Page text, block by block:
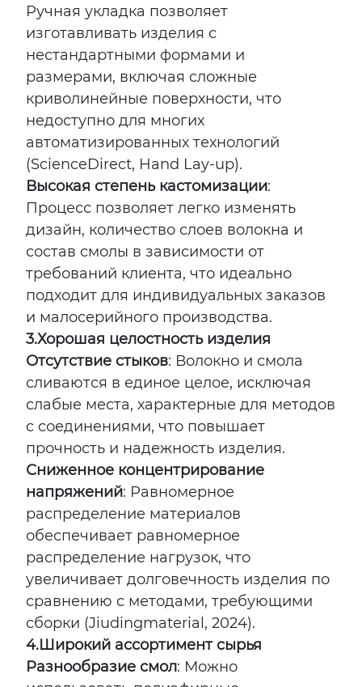
Ручная укладка позволяет
изготавливать изделия с
нестандартными формами и
размерами, включая сложные
криволинейные поверхности, что
недоступно для многих
автоматизированных технологий
(ScienceDirect, Hand Lay-up).
Высокая степень кастомизации:
Процесс позволяет легко изменять
дизайн, количество слоев волокна и
состав смолы в зависимости от
требований клиента, что идеально
подходит для индивидуальных заказов
и малосерийного производства.
3.Хорошая целостность изделия
Отсутствие стыков: Волокно и смола
сливаются в единое целое, исключая
слабые места, характерные для методов
с соединениями, что повышает
прочность и надежность изделия.
Сниженное концентрирование
напряжений: Равномерное
распределение материалов
обеспечивает равномерное
распределение нагрузок, что
увеличивает долговечность изделия по
сравнению с методами, требующими
сборки (Jiudingmaterial, 2024).
4.Широкий ассортимент сырья
Разнообразие смол: Можно